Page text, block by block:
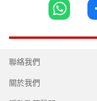
聯絡我們
關於我們